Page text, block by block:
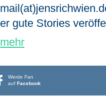
er gute Stories
mehr
Werde Fan
aufFacebook